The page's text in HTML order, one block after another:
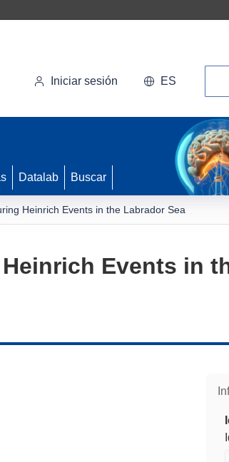
Iniciar sesión ES
Datalab Buscar
Heinrich Events in the Labrador Sea
Events in